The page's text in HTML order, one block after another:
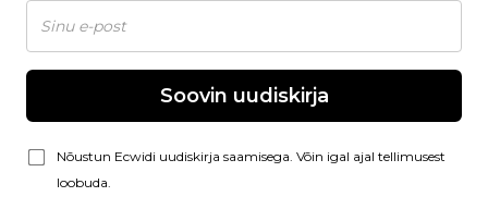
Soovin uudiskirja
Nõustun Ecwidi uudiskirja saamisega. Võin igal ajal tellimusest
loobuda.